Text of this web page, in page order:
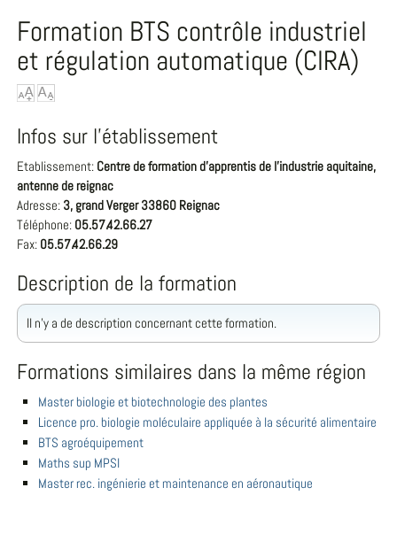
Formation BTS contrôle industriel
et régulation automatique (CIRA)
Infos sur l'établissement
Etablissement: Centre de formation d'apprentis de l'industrie aquitaine,
antenne de reignac
Adresse: 3, grand Verger 33860 Reignac
Téléphone: 05.57.42.66.27
Fax: 05.57.42.66.29
Description de la formation
Il n'y a de description concernant cette formation.
Formations similaires dans la même région
Master biologie et biotechnologie des plantes
Licence pro. biologie moléculaire appliquée à la sécurité alimentaire
BTS agroéquipement
Maths sup MPSI
Master rec. ingénierie et maintenance en aéronautique